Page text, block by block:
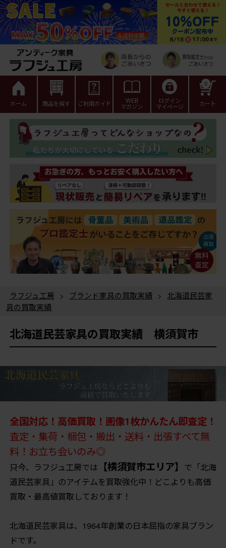
ホーム 商品を探す ご利用ガイド WEB
マガジン
ログイン
マイページ カート
0
ラフジュ工房 > ブランド家具の買取実績 >
北海道民芸家
具の買取実績
北海道民芸家具の買取実績 横須賀市
全国対応！高価買取！画像1枚かんたん即査定！
査定・集荷・梱包・搬出・送料・出張すべて無
料！お立ち会いのみ◎
只今、ラフジュ工房では 【横須賀市エリア】 で「北海
道民芸家具」のアイテムを買取強化中！どこよりも高価
買取・最高値買取しております！
北海道民芸家具は、1964年創業の日本屈指の家具ブラン
ドです。